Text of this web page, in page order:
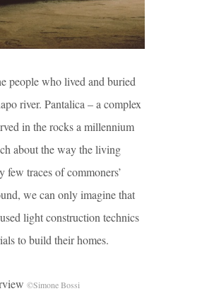
people who lived and buried
river. Pantalica – a complex
in the rocks a millennium
about the way the living
few traces of commoners’
we can only imagine that
light construction technics
to build their homes.
©Simone Bossi